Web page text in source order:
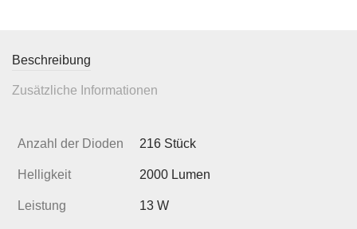
Beschreibung
Zusätzliche Informationen
Anzahl der Dioden 216 Stück
Helligkeit 2000 Lumen
Leistung 13 W